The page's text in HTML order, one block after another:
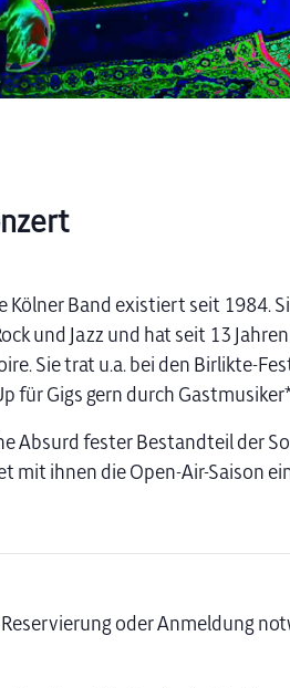
Kölner Band existiert seit 1984.
und Jazz und hat seit 13
Sie trat u.a. bei den Birlikte-
für Gigs gern durch
Absurd fester Bestandteil der
mit ihnen die Open-Air-Saison
oder Anmeldung